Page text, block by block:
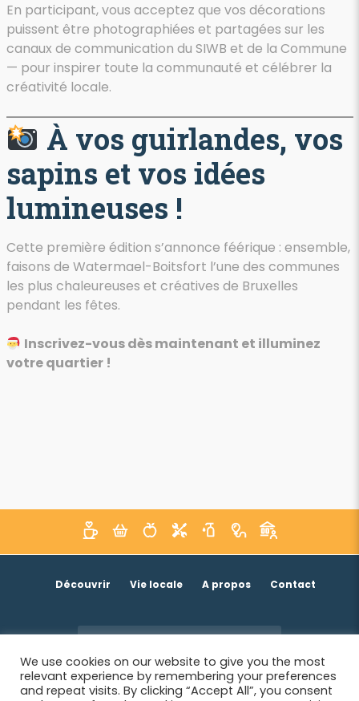
En participant, vous acceptez que vos décorations
puissent être photographiées et partagées sur les
canaux de communication du SIWB et de la Commune
— pour inspirer toute la communauté et célébrer la
créativité locale.
À vos guirlandes, vos
sapins et vos idées
lumineuses !
Cette première édition s’annonce féérique : ensemble,
faisons de Watermael-Boitsfort l’une des communes
les plus chaleureuses et créatives de Bruxelles
pendant les fêtes.
Inscrivez-vous dès maintenant et illuminez
votre quartier !
Découvrir Vie locale A propos Contact
We use cookies on our website to give you the most
relevant experience by remembering your preferences
and repeat visits. By clicking “Accept All”, you consent